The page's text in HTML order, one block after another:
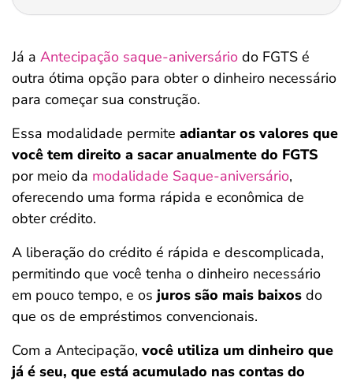
Já a Antecipação saque-aniversário do FGTS é
outra ótima opção para obter o dinheiro necessário
para começar sua construção.
Essa modalidade permite adiantar os valores que
você tem direito a sacar anualmente do FGTS
por meio da modalidade Saque-aniversário,
oferecendo uma forma rápida e econômica de
obter crédito.
A liberação do crédito é rápida e descomplicada,
permitindo que você tenha o dinheiro necessário
em pouco tempo, e os juros são mais baixos do
que os de empréstimos convencionais.
Com a Antecipação, você utiliza um dinheiro que
já é seu, que está acumulado nas contas do